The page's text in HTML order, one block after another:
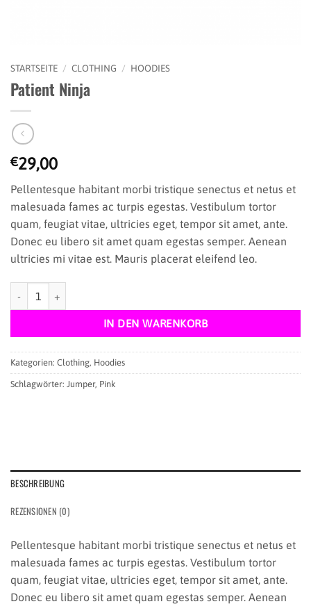
STARTSEITE / CLOTHING / HOODIES
Patient Ninja
€29,00
Pellentesque habitant morbi tristique senectus et netus et
malesuada fames ac turpis egestas. Vestibulum tortor
quam, feugiat vitae, ultricies eget, tempor sit amet, ante.
Donec eu libero sit amet quam egestas semper. Aenean
ultricies mi vitae est. Mauris placerat eleifend leo.
Patient Ninja Menge
IN DEN WARENKORB
Kategorien: Clothing, Hoodies
Schlagwörter: Jumper, Pink
BESCHREIBUNG
REZENSIONEN (0)
Pellentesque habitant morbi tristique senectus et netus et
malesuada fames ac turpis egestas. Vestibulum tortor
quam, feugiat vitae, ultricies eget, tempor sit amet, ante.
Donec eu libero sit amet quam egestas semper. Aenean